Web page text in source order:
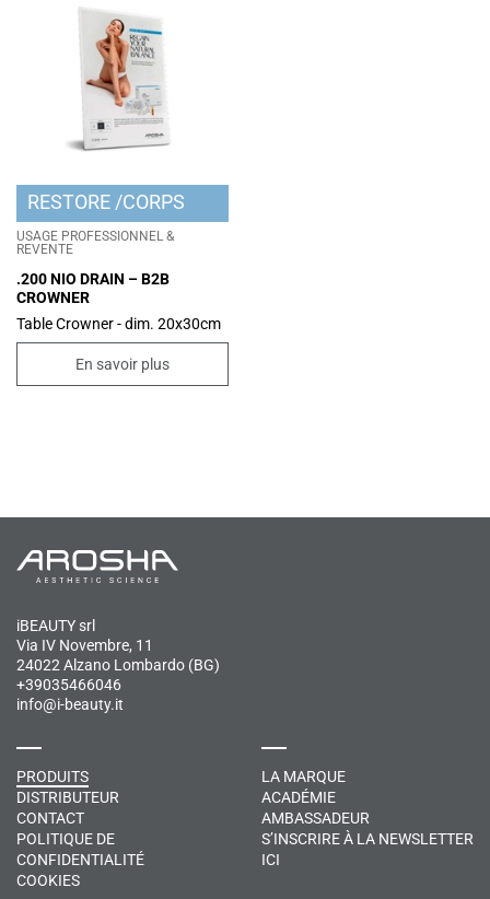
RESTORE CORPS
USAGE PROFESSIONNEL &
REVENTE
.200 NIO DRAIN – B2B
CROWNER
Table Crowner - dim. 20x30cm
En savoir plus
iBEAUTY srl
Via IV Novembre, 11
24022 Alzano Lombardo (BG)
+39035466046
info@i-beauty.it
PRODUITS
DISTRIBUTEUR
CONTACT
POLITIQUE DE
CONFIDENTIALITÉ
COOKIES
LA MARQUE
ACADÉMIE
AMBASSADEUR
S’INSCRIRE À LA NEWSLETTER
ICI